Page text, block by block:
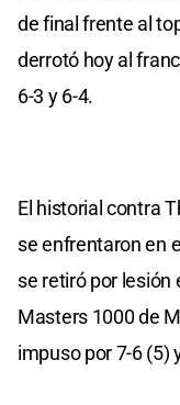
de final frente al
derrotó hoy al
6-3 y 6-4.
El historial contra
se enfrentaron en
se retiró por lesión
Masters 1000 de
impuso por 7-6 (5)